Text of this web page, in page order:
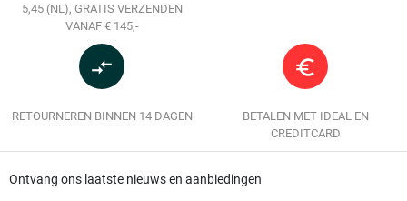
5,45 (NL), GRATIS VERZENDEN
VANAF € 145,-
compare_arrows
RETOURNEREN BINNEN 14 DAGEN
euro_symbol
BETALEN MET IDEAL EN
CREDITCARD
Ontvang ons laatste nieuws en aanbiedingen